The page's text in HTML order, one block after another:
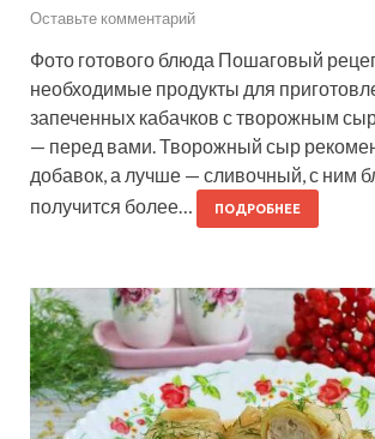
Оставьте комментарий
Фото готового блюда Пошаговый
необходимые продукты для
запеченных кабачков с творожным
— перед вами. Творожный сыр
добавок, а лучше — сливочный, с ним
получится более…
ПОДРОБНЕЕ